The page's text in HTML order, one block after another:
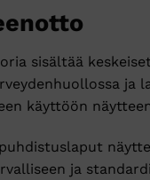
sisältää
ja
käyttöön
ja